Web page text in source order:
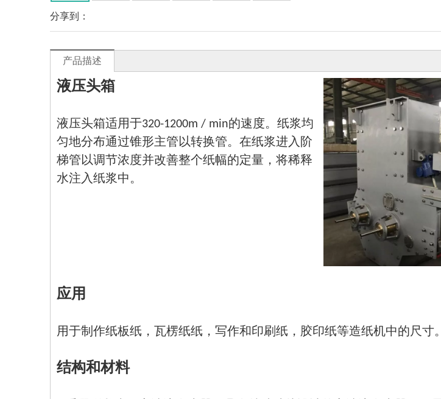
分享到：
产品描述
液压头箱
液压头箱适用于320-1200m / min的速度。纸浆均
匀地分布通过锥形主管以转换管。在纸浆进入阶
梯管以调节浓度并改善整个纸幅的定量，将稀释
水注入纸浆中。
应用
用于制作纸板纸，瓦楞纸纸，写作和印刷纸，胶印纸等造纸机中的尺寸。
结构和材料